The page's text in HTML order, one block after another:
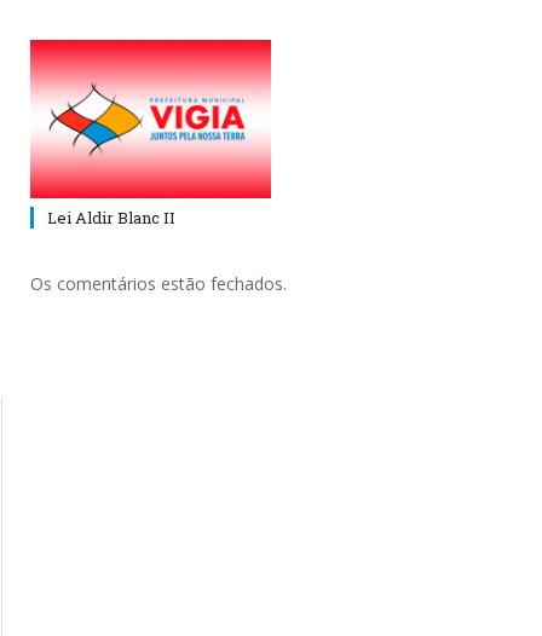
Lei Aldir Blanc II
Os comentários estão fechados.